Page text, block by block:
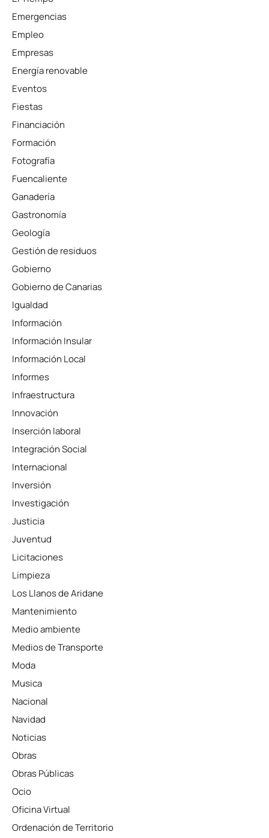
Emergencias
Empleo
Empresas
Energía renovable
Eventos
Fiestas
Financiación
Formación
Fotografía
Fuencaliente
Ganadería
Gastronomía
Geología
Gestión de residuos
Gobierno
Gobierno de Canarias
Igualdad
Información
Información Insular
Información Local
Informes
Infraestructura
Innovación
Inserción laboral
Integración Social
Internacional
Inversión
Investigación
Justicia
Juventud
Licitaciones
Limpieza
Los Llanos de Aridane
Mantenimiento
Medio ambiente
Medios de Transporte
Moda
Musica
Nacional
Navidad
Noticias
Obras
Obras Públicas
Ocio
Oficina Virtual
Ordenación de Territorio